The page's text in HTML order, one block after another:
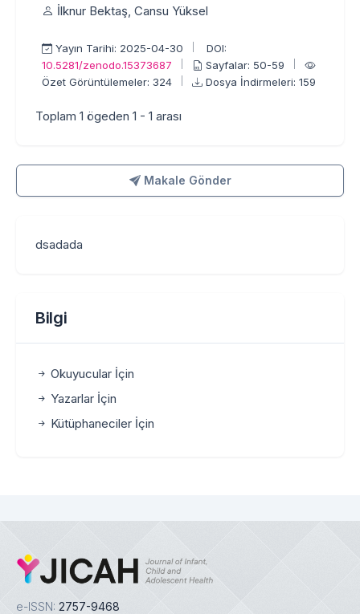
İlknur Bektaş, Cansu Yüksel
Yayın Tarihi: 2025-04-30
DOI:
10.5281/zenodo.15373687
Sayfalar: 50-59
Özet Görüntülemeler: 324
Dosya İndirmeleri: 159
Toplam 1 ögeden 1 - 1 arası
Makale Gönder
dsadada
Bilgi
Okuyucular İçin
Yazarlar İçin
Kütüphaneciler İçin
e-ISSN: 2757-9468